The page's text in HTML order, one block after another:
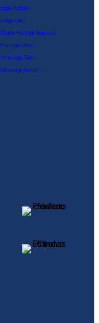
Action)
Link)
Duplo Prestígio Raízes)
Urbis)
Prestígio Tua)
Prestígio Novo)